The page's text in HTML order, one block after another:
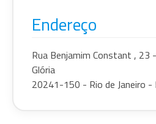
Endereço
Rua Benjamim Constant , 23
Glória
20241-150 - Rio de Janeiro -